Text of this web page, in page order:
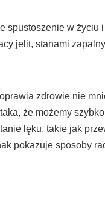
spustoszenie w życiu
jelit, stanami
zdrowie nie
że możemy
lęku, takie jak
pokazuje sposoby